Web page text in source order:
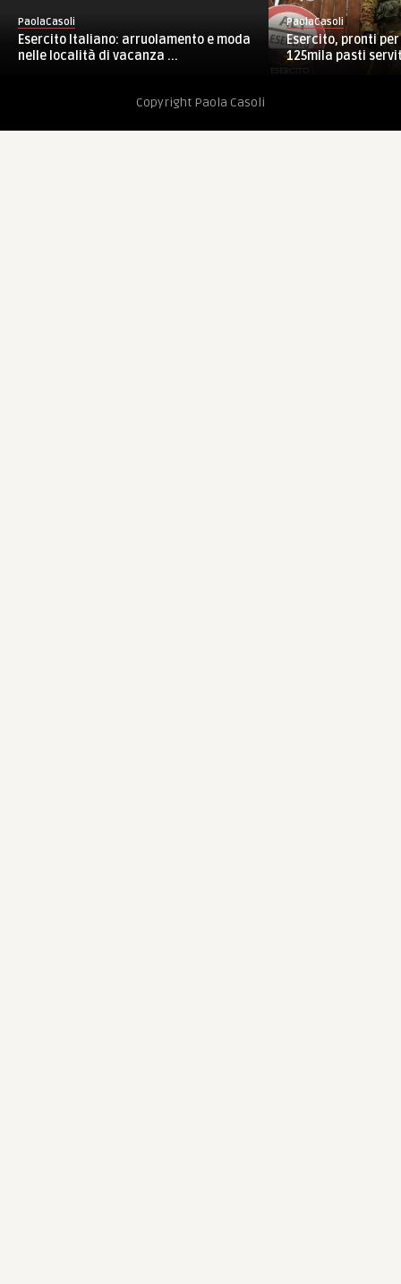
PaolaCasoli
Esercito Italiano: arruolamento e moda
nelle località di vacanza ...
PaolaCasoli
Esercito, pronti
125mila pasti
Copyright Paola Casoli